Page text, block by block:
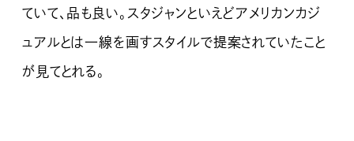
ていて、品も良い。スタジャンといえどアメリカンカジ
ュアルとは一線を画すスタイルで提案されていたこと
が見てとれる。